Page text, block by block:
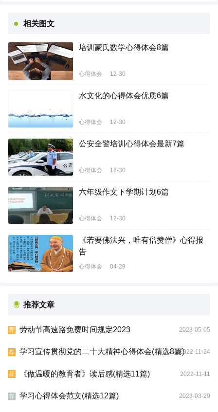
相关图文
培训蒙氏数学心得体会8篇
心得体会 12-30
水文化的心得体会优质6篇
心得体会 12-30
公安全警培训心得体会最新7篇
心得体会 12-30
六年级作文下学期计划6篇
心得体会 12-30
《若要佛法兴，唯有僧赞僧》心得报
告
心得体会 04-29
推荐文章
荐 劳动节高速路免费时间规定2023 2023-05-05
荐 学习宣传贯彻党的二十大精神心得体会(精选8篇)2022-11-24
荐 《做温暖的教育者》读后感(精选11篇) 2022-11-11
荐 学习心得体会范文(精选12篇) 2023-03-29